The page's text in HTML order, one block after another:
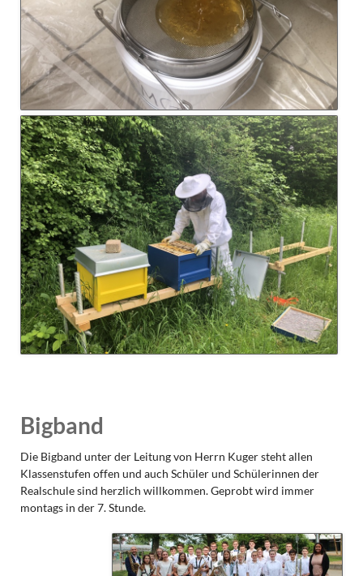
Bigband
Die Bigband unter der Leitung von Herrn Kuger steht allen
Klassenstufen offen und auch Schüler und Schülerinnen der
Realschule sind herzlich willkommen. Geprobt wird immer
montags in der 7. Stunde.